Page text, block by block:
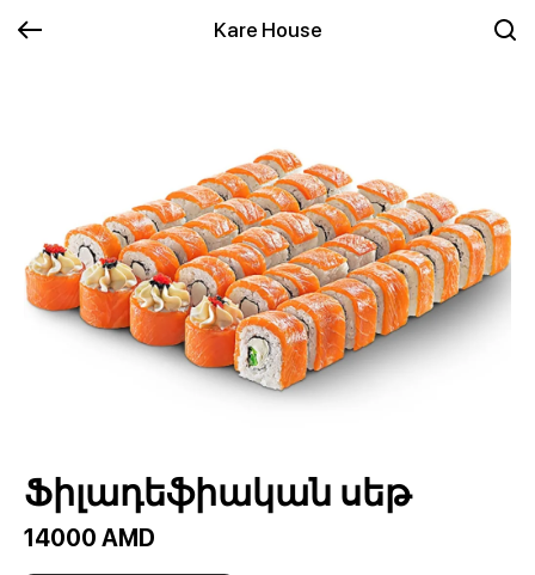
Kare House
Ֆիլադեֆիական սեթ
14000 AMD